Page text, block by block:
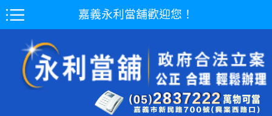
嘉義永利當舖歡迎您！